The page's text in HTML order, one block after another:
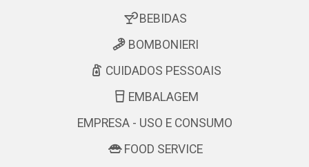
BEBIDAS
BOMBONIERI
CUIDADOS PESSOAIS
EMBALAGEM
EMPRESA - USO E CONSUMO
FOOD SERVICE